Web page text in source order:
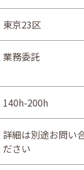
東京23区
業務委託
140h-200h
詳細は別途お問い
ださい